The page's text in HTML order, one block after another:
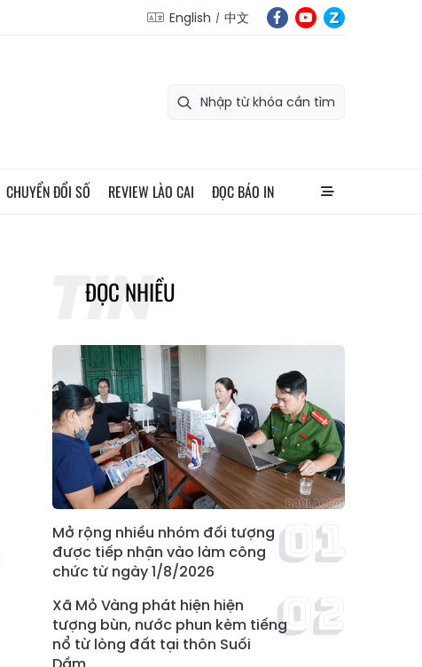
English 中文
CHUYỂN ĐỔI SỐ REVIEW LÀO CAI ĐỌC BÁO IN
ĐỌC NHIỀU
Mở rộng nhiều nhóm đối tượng
được tiếp nhận vào làm công
chức từ ngày 1/8/2026
Xã Mỏ Vàng phát hiện hiện
tượng bùn, nước phun kèm tiếng
nổ từ lòng đất tại thôn Suối